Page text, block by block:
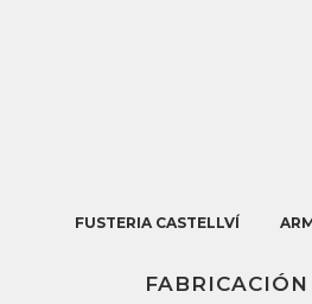
FUSTERIA CASTELLVÍ